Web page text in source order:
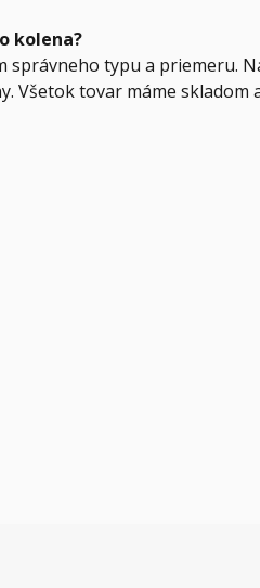
kolena?
správneho typu a priemeru.
Všetok tovar máme skladom